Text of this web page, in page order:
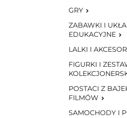
GRY
ZABAWKI I
EDUKACYJNE
LALKI I
FIGURKI I
POSTACI Z
FILMÓW
SAMOCHODY I